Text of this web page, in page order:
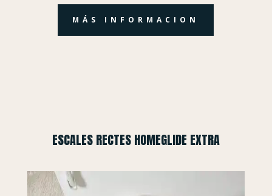
MÁS INFORMACION
ESCALES RECTES HOMEGLIDE EXTRA